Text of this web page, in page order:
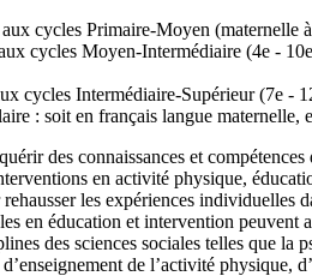
cycles Primaire-Moyen (maternelle
cycles Moyen-Intermédiaire (4e -
cycles Intermédiaire-Supérieur (7e -
: soit en français langue maternelle,
des connaissances et
en activité physique,
les expériences individuelles
en éducation et intervention peuvent
des sciences sociales telles que la
de l’activité physique,